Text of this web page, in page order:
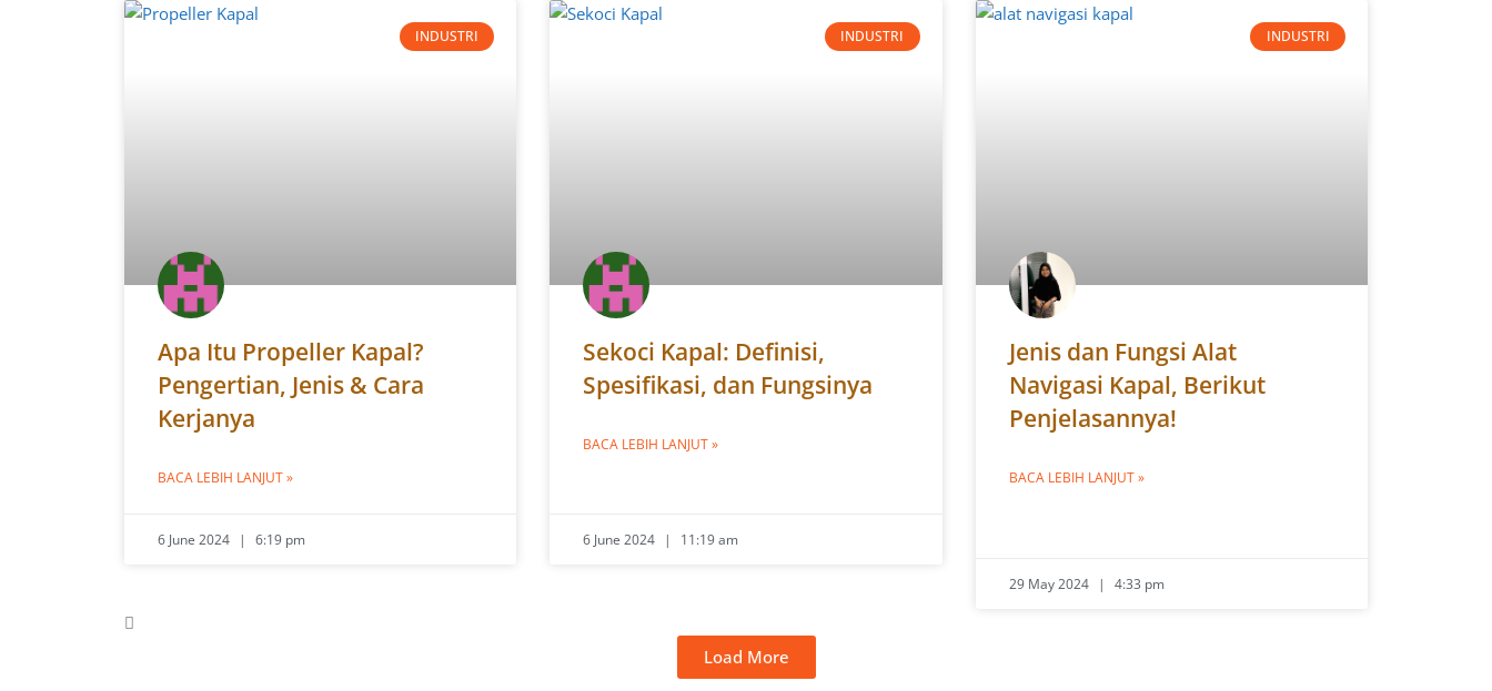
INDUSTRI
Apa Itu Propeller Kapal?
Pengertian, Jenis & Cara
Kerjanya
BACA LEBIH LANJUT »
6 June 2024 6:19 pm
INDUSTRI
Sekoci Kapal: Definisi,
Spesifikasi, dan Fungsinya
BACA LEBIH LANJUT »
6 June 2024 11:19 am
INDUSTRI
Jenis dan Fungsi Alat
Navigasi Kapal, Berikut
Penjelasannya!
BACA LEBIH LANJUT »
29 May 2024 4:33 pm
Load More